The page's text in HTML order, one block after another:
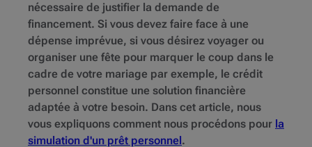
nécessaire de justifier la demande de
financement. Si vous devez faire face à une
dépense imprévue, si vous désirez voyager ou
organiser une fête pour marquer le coup dans le
cadre de votre mariage par exemple, le crédit
personnel constitue une solution financière
adaptée à votre besoin. Dans cet article, nous
vous expliquons comment nous procédons pour la
simulation d'un prêt personnel .